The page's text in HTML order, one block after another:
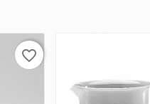
favorite_border